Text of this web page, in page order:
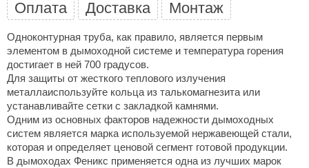
Оплата Доставка Монтаж
Одноконтурная труба, как правило, является первым
элементом в дымоходной системе и температура горения
достигает в ней 700 градусов.
Для защиты от жесткого теплового излучения
металлаиспользуйте кольца из талькомагнезита или
устанавливайте сетки с закладкой камнями.
Одним из основных факторов надежности дымоходных
систем является марка используемой нержавеющей стали,
которая и определяет ценовой сегмент готовой продукции.
В дымоходах Феникс применяется одна из лучших марок